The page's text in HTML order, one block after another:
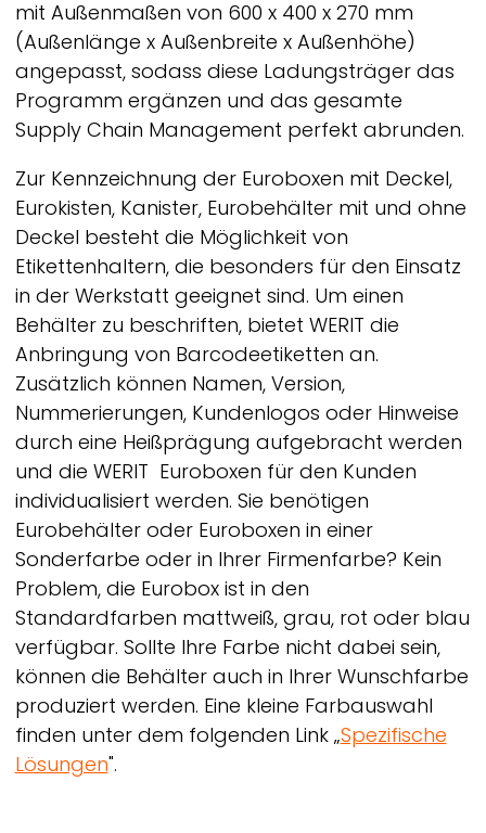
mit Außenmaßen von 600 x 400 x 270 mm
(Außenlänge x Außenbreite x Außenhöhe)
angepasst, sodass diese Ladungsträger das
Programm ergänzen und das gesamte
Supply Chain Management perfekt abrunden.
Zur Kennzeichnung der Euroboxen mit Deckel,
Eurokisten, Kanister, Eurobehälter mit und ohne
Deckel besteht die Möglichkeit von
Etikettenhaltern, die besonders für den Einsatz
in der Werkstatt geeignet sind. Um einen
Behälter zu beschriften, bietet WERIT die
Anbringung von Barcodeetiketten an.
Zusätzlich können Namen, Version,
Nummerierungen, Kundenlogos oder Hinweise
durch eine Heißprägung aufgebracht werden
und die WERIT Euroboxen für den Kunden
individualisiert werden. Sie benötigen
Eurobehälter oder Euroboxen in einer
Sonderfarbe oder in Ihrer Firmenfarbe? Kein
Problem, die Eurobox ist in den
Standardfarben mattweiß, grau, rot oder blau
verfügbar. Sollte Ihre Farbe nicht dabei sein,
können die Behälter auch in Ihrer Wunschfarbe
produziert werden. Eine kleine Farbauswahl
finden unter dem folgenden Link „Spezifische
Lösungen".